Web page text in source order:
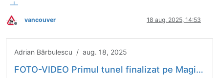
Deconectat
vancouver 18 aug. 2025, 14:53
Adrian Bărbulescu / aug. 18, 2025
FOTO-VIDEO Primul tunel finalizat pe Magistrala 6 de metrou